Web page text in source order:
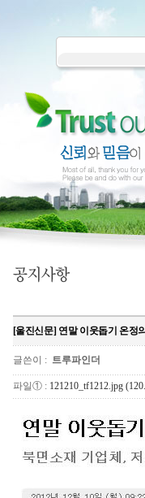
[울진신문] 연말 이웃돕기 온정
글쓴이 : 트루파인더
파일① : 121210_tf1212.jpg